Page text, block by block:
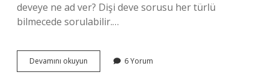
deveye ne ad ver? Dişi deve sorusu her türlü
bilmecede sorulabilir.…
Devamını okuyun
Deveye
6 Yorum